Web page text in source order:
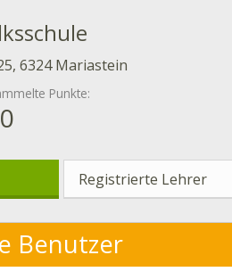
6324 Mariastein
Punkte:
0
Registrierte Lehrer
Benutzer